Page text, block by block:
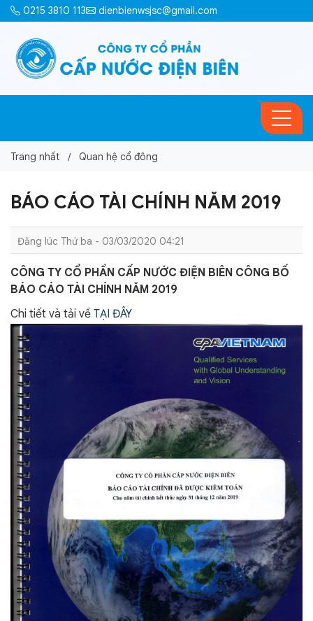
0215 3810 113 dienbienwsjsc@gmail.com
Trang nhất Quan hệ cổ đông
BÁO CÁO TÀI CHÍNH NĂM 2019
Đăng lúc Thứ ba - 03/03/2020 04:21
CÔNG TY CỔ PHẦN CẤP NƯỚC ĐIỆN BIÊN CÔNG BỐ
BÁO CÁO TÀI CHÍNH NĂM 2019
Chi tiết và tải về TẠI ĐÂY